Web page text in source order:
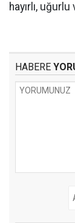
hayırlı,
HABERE